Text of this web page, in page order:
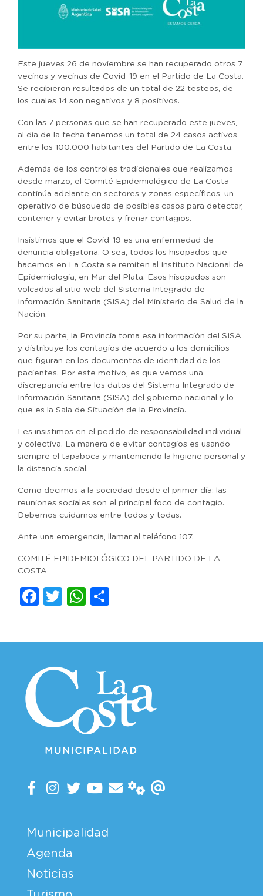
Este jueves 26 de noviembre se han recuperado otros 7
vecinos y vecinas de Covid-19 en el Partido de La Costa.
Se recibieron resultados de un total de 22 testeos, de
los cuales 14 son negativos y 8 positivos.
Con las 7 personas que se han recuperado este jueves,
al día de la fecha tenemos un total de 24 casos activos
entre los 100.000 habitantes del Partido de La Costa.
Además de los controles tradicionales que realizamos
desde marzo, el Comité Epidemiológico de La Costa
continúa adelante en sectores y zonas específicos, un
operativo de búsqueda de posibles casos para detectar,
contener y evitar brotes y frenar contagios.
Insistimos que el Covid-19 es una enfermedad de
denuncia obligatoria. O sea, todos los hisopados que
hacemos en La Costa se remiten al Instituto Nacional de
Epidemiología, en Mar del Plata. Esos hisopados son
volcados al sitio web del Sistema Integrado de
Información Sanitaria (SISA) del Ministerio de Salud de la
Nación.
Por su parte, la Provincia toma esa información del SISA
y distribuye los contagios de acuerdo a los domicilios
que figuran en los documentos de identidad de los
pacientes. Por este motivo, es que vemos una
discrepancia entre los datos del Sistema Integrado de
Información Sanitaria (SISA) del gobierno nacional y lo
que es la Sala de Situación de la Provincia.
Les insistimos en el pedido de responsabilidad individual
y colectiva. La manera de evitar contagios es usando
siempre el tapaboca y manteniendo la higiene personal y
la distancia social.
Como decimos a la sociedad desde el primer día: las
reuniones sociales son el principal foco de contagio.
Debemos cuidarnos entre todos y todas.
Ante una emergencia, llamar al teléfono 107.
COMITÉ EPIDEMIOLÓGICO DEL PARTIDO DE LA
COSTA
Facebook
TwitterWhatsApp
Municipalidad
Agenda
Noticias